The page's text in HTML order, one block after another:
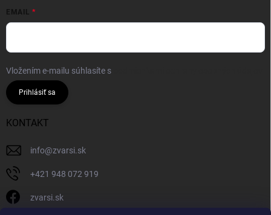
EMAIL
Vložením e-mailu súhlasíte s
Prihlásiť sa
KONTAKT
info@zvarsi.sk
+421 948 072 919
zvarsi.sk